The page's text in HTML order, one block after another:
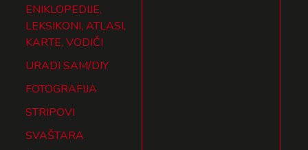
ENIKLOPEDIJE,
LEKSIKONI, ATLASI,
KARTE, VODIČI
URADI SAM/DIY
FOTOGRAFIJA
STRIPOVI
SVAŠTARA